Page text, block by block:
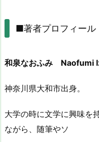
■著者プロフィール
和泉なおふみ Naofumi
神奈川県大和市出身。
大学の時に文学に興味を
ながら、随筆やソ